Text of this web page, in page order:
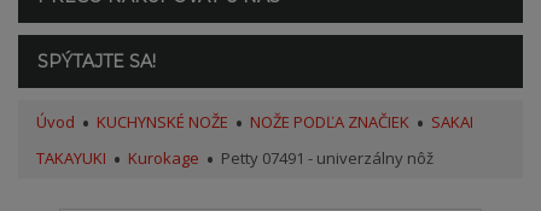
SPÝTAJTE SA!
Úvod KUCHYNSKÉ NOŽE NOŽE PODĽA ZNAČIEK
SAKAI
TAKAYUKI
Kurokage Petty 07491 - univerzálny nôž